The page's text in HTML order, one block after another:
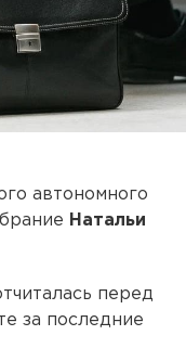
автономного
Натальи
перед
за последние